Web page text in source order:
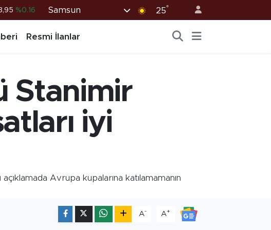
%0.02
%0.32
%70
Samsun 25°
Resmi İlanlar
Stanimir
iyi
Avrupa kupalarına katılamamanın
A- A+